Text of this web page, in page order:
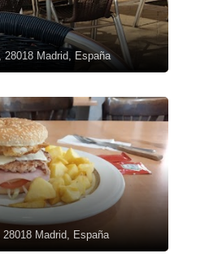
28018 Madrid, España
Madrid, España